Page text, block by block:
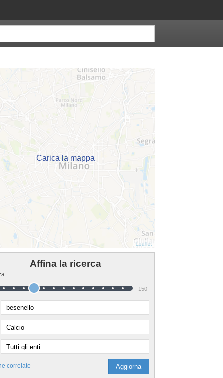
Carica la mappa
Affina la ricerca
150
correlate